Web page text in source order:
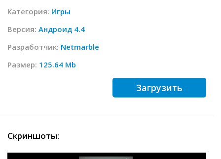
Категория: Игры
Версия: Андроид 4.4
Разработчик: Netmarble
Размер: 125.64 Mb
Загрузить
Скриншоты: